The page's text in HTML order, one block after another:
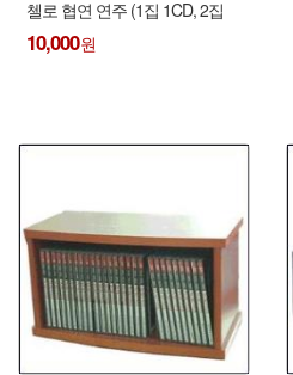
첼로 협연 연주 (1집 1CD, 2집
품절)
10,000